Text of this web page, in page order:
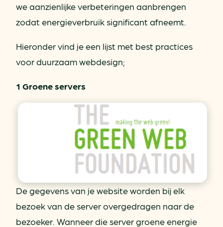
we aanzienlijke verbeteringen aanbrengen
zodat energieverbruik significant afneemt.
Hieronder vind je een lijst met best practices
voor duurzaam webdesign;
1 Groene servers
De gegevens van je website worden bij elk
bezoek van de server overgedragen naar de
bezoeker. Wanneer die server groene energie